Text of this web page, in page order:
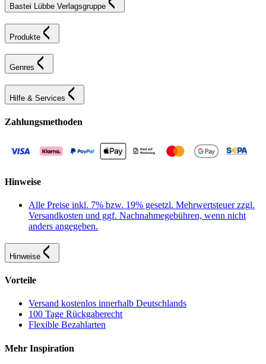
Bastei Lübbe Verlagsgruppe
Produkte
Genres
Hilfe & Services
Zahlungsmethoden
Hinweise
Alle Preise inkl. 7% bzw. 19% gesetzl. Mehrwertsteuer zzgl.
Versandkosten und ggf. Nachnahmegebühren, wenn nicht
anders angegeben.
Hinweise
Vorteile
Versand kostenlos innerhalb Deutschlands
100 Tage Rückgaberecht
Flexible Bezahlarten
Mehr Inspiration